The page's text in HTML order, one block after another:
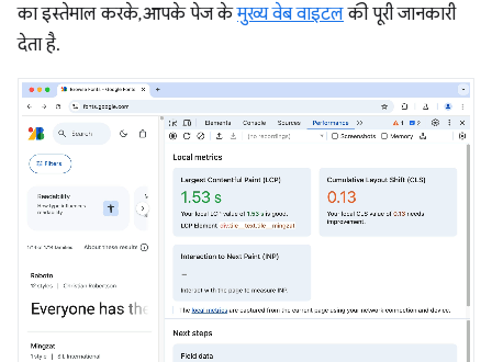
का इस्तेमाल करके, आपके पेज केमुख्य वेब वाइटलकी पूरी जानकारी
देता है.